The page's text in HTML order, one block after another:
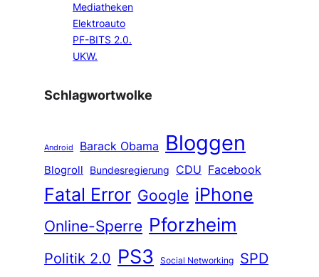
Mediatheken
Elektroauto
PF-BITS 2.0.
UKW.
Schlagwortwolke
Android Barack Obama Bloggen
Blogroll Bundesregierung CDU Facebook
Fatal Error Google iPhone
Online-Sperre Pforzheim
Politik 2.0 PS3 Social Networking
SPD